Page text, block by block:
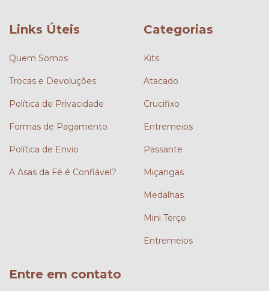
Links Úteis
Quem Somos
Trocas e Devoluções
Política de Privacidade
Formas de Pagamento
Política de Envio
A Asas da Fé é Confiável?
Categorias
Kits
Atacado
Crucifixo
Entremeios
Passante
Miçangas
Medalhas
Mini Terço
Entremeios
Entre em contato